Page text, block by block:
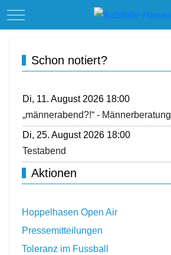
Mobile Menu Toggle
Schon notiert?
Di, 11. August 2026 18:00
„männerabend?!“ - Männerberatung
Di, 25. August 2026 18:00
Testabend
Aktionen
Hoppelhasen Open Air
Pressemitteilungen
Toleranz im Fussball